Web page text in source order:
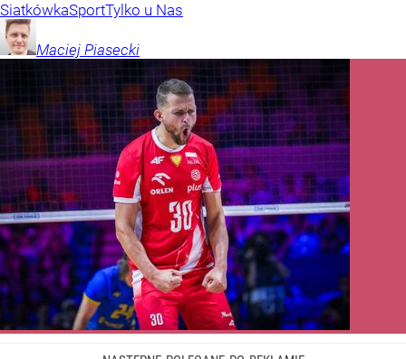
SiatkówkaSportTylko u Nas
Maciej Piasecki